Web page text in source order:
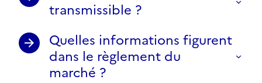
transmissible ?
Quelles informations figurent
dans le règlement du
marché ?